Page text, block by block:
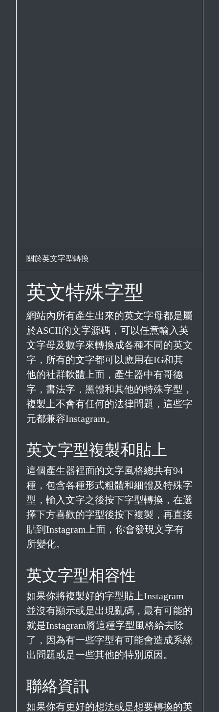
關於英文字型轉換
英文特殊字型
網站內所有產生出來的英文字母都是屬
於ASCII的文字源碼，可以任意輸入英
文字母及數字來轉換成各種不同的英文
字，所有的文字都可以應用在IG和其
他的社群軟體上面，產生器中有哥德
字，書法字，黑體和其他的特殊字型，
複製上不會有任何的法律問題，這些字
元都兼容Instagram。
英文字型複製和貼上
這個產生器裡面的文字風格總共有94
種，包含各種形式粗體和細體及特殊字
型，輸入文字之後按下字型轉換，在選
擇下方喜歡的字型後按下複製，再直接
貼到Instagram上面，你會發現文字有
所變化。
英文字型相容性
如果你將複製好的字型貼上Instagram
並沒有顯示或是出現亂碼，最有可能的
就是Instagram將這種字型風格給去除
了，因為有一些字型有可能會造成系統
出問題或是一些其他的特別原因。
聯絡資訊
如果你有更好的想法或是想要轉換的英